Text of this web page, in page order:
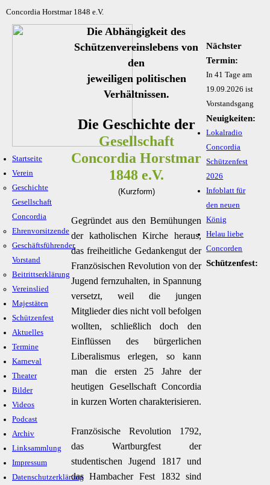
Concordia Horstmar 1848 e.V.
Startseite
Verein
Geschichte
Gesellschaft
Concordia
Ehrenvorsitzende
Geschäftsführender
Vorstand
Beitrittserklärung
Vereinslied
Majestäten
Schützenfest
Aktuelles
Termine
Karneval
Theater
Bilder
Videos
Podcast
Archiv
Linksammlung
Impressum
Datenschutzerklärung
Die Abhängigkeit des
Schützenvereinslebens von
den
jeweiligen politischen
Verhältnissen.
Die Geschichte der
Gesellschaft
Concordia Horstmar
1848 e.V.
(Kurzform)
Gegründet aus den Bemühungen
der katholischen Kirche heraus,
das freiheitliche Gedankengut der
Französischen Revolution von der
Jugend fernzuhalten, in Spannung
versetzt, weil die jungen
Mitglieder dies nicht voll befolgen
wollten, schließlich doch den
Einflüssen des bürgerlichen
Liberalismus erlegen, so kann
man die ersten 25 Jahre der
heutigen Gesellschaft Concordia
in kurzen Worten charakterisieren.
Französische Revolution 1792,
das Wartburgfest der
studentischen Jugend 1817 und
das Hambacher Fest 1832 sind
Nächster
Termin:
In 41 Tage am
19.09.2026 ist
Vorstandsgang
Neuigkeiten:
Lokalradio
Concordia
Schützenfest
2026
Infoblatt für
den neuen
König
Helau liebe
Concorden
Schützenfest: